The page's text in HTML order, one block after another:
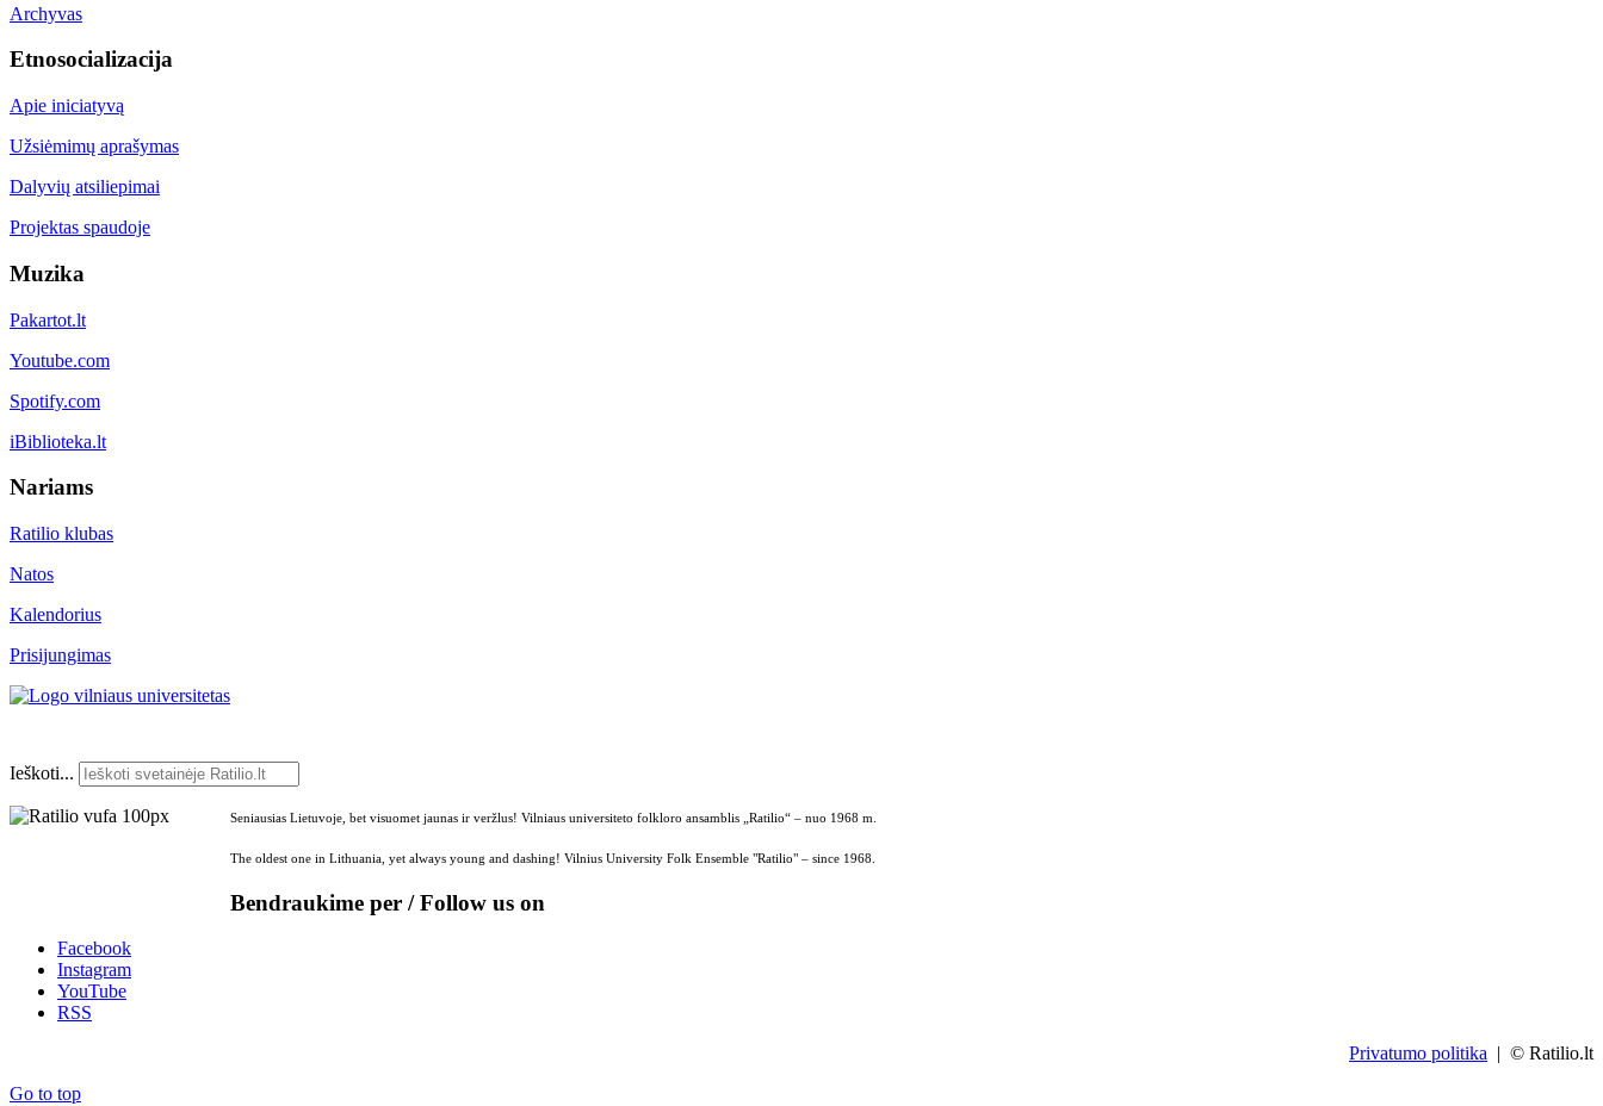
Archyvas
Etnosocializacija
Apie iniciatyvą
Užsiėmimų aprašymas
Dalyvių atsiliepimai
Projektas spaudoje
Muzika
Pakartot.lt
Youtube.com
Spotify.com
iBiblioteka.lt
Nariams
Ratilio klubas
Natos
Kalendorius
Prisijungimas
Ieškoti...
Seniausias Lietuvoje, bet visuomet jaunas ir veržlus! Vilniaus universiteto folkloro ansamblis „Ratilio“ – nuo 1968 m.
The oldest one in Lithuania, yet always young and dashing! Vilnius University Folk Ensemble "Ratilio" – since 1968.
Bendraukime per / Follow us on
Facebook
Instagram
YouTube
RSS
Privatumo politika | © Ratilio.lt
Go to top